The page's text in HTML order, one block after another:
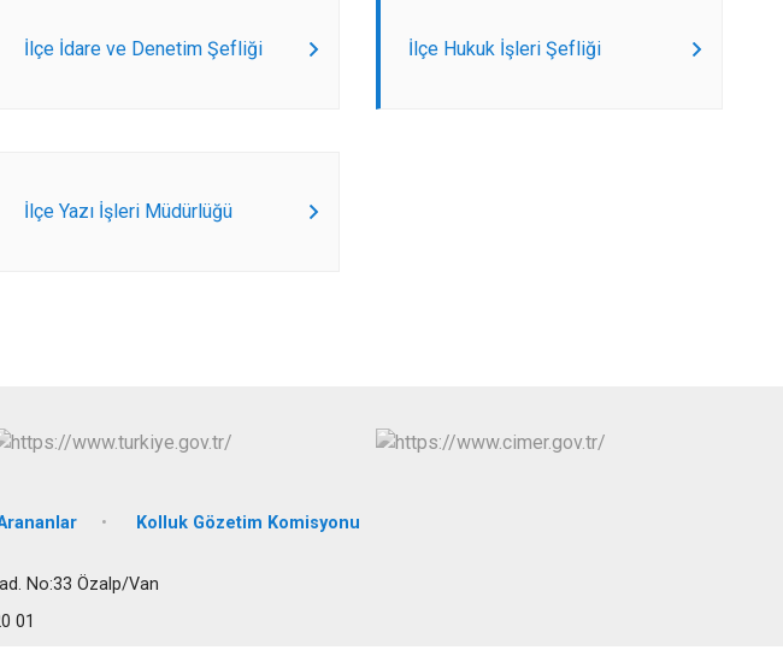
Çaldıran
Gevaş
Özalp
İlçe İdare ve Denetim Şefliği İlçe Hukuk İşleri Şefliği
İlçe Yazı İşleri Müdürlüğü
Kolluk Gözetim Komisyonu
No:33 Özalp/Van
01